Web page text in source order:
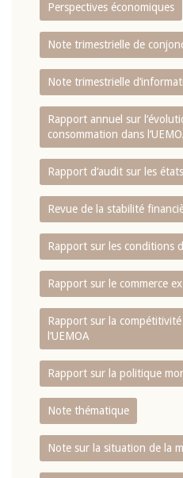
Perspectives économiques
Note trimestrielle de
Note trimestrielle
Rapport annuel sur
consommation dans
Rapport d‘audit sur les
Revue de la stabilité
Rapport sur les conditions
Rapport sur le commerce
Rapport sur la
l‘UEMOA
Rapport sur la politique
Note thématique
Note sur la situation de la